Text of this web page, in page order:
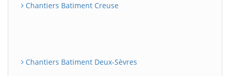
Chantiers Batiment Creuse
Chantiers Batiment Deux-Sèvres